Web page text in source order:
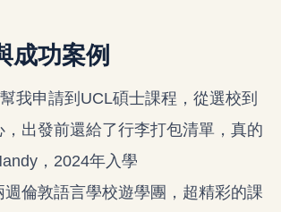
成功案例
我申請到UCL碩士課程，從選校到
出發前還給了行李打包清單，真的
，2024年入學
週倫敦語言學校遊學團，超精彩的課